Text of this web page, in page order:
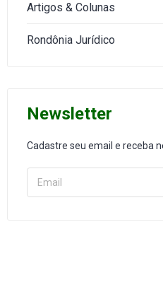
Artigos & Colunas
Rondônia Jurídico
Newsletter
Cadastre seu email e receba